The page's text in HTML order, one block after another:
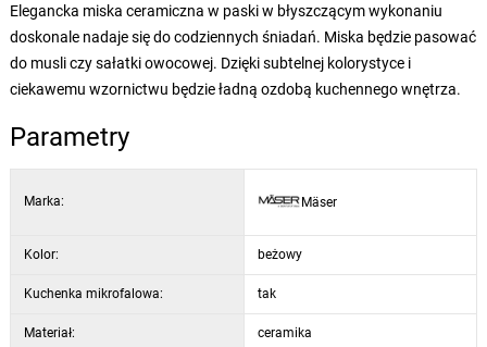
Elegancka miska ceramiczna w paski w błyszczącym wykonaniu
doskonale nadaje się do codziennych śniadań. Miska będzie pasować
do musli czy sałatki owocowej. Dzięki subtelnej kolorystyce i
ciekawemu wzornictwu będzie ładną ozdobą kuchennego wnętrza.
Parametry
Marka: Mäser
Kolor: beżowy
Kuchenka mikrofalowa: tak
Materiał: ceramika